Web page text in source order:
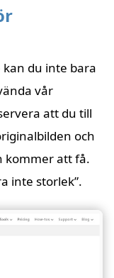
du inte bara
vår
att du till
och
kommer att få.
inte storlek”.